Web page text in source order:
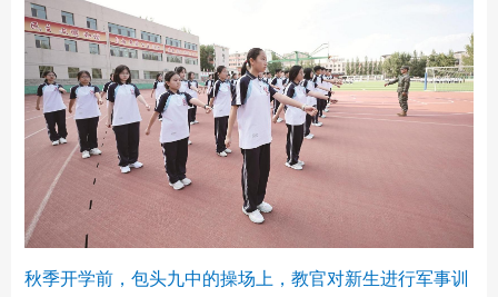
秋季开学前，包头九中的操场上，教官对新生进行军事训